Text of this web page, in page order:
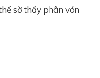
sờ thấy phân vón